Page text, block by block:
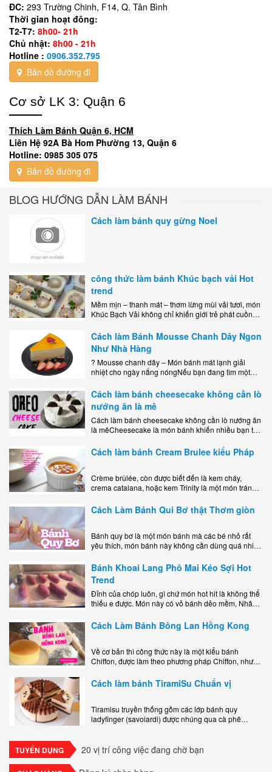
ĐC: 293 Trường Chinh, F14, Q. Tân Bình
Thời gian hoạt đông:
T2-T7: 8h00- 21h
Chủ nhật: 8h00 - 21h
Hotline : 0906.352.795
Bản đồ đường đi
Cơ sở LK 3: Quận 6
Thích Làm Bánh Quận 6, HCM
Liên Hệ 92A Bà Hom Phường 13, Quận 6
Hotline: 0985 305 075
Bản đồ đường đi
BLOG HƯỚNG DẪN LÀM BÁNH
Cách làm bánh quy gừng Noel
công thức làm bánh Khúc bạch vải Hot
trend
Mềm mịn – thanh mát – thơm lừng mùi vải tươi, món
Khúc Bạch Vải không chỉ khiến giới trẻ phát cuồng
Cách làm Bánh Mousse Chanh Dây Ngon
Như Nhà Hàng
? Mousse chanh dây – Món bánh mát lạnh giải
nhiệt cho ngày nắng nóngNếu bạn đang tìm một
dễ..
Cách làm bánh cheesecake không cần lò
nướng ăn là mê
Cách làm bánh cheesecake không cần lò nướng ăn
là mêCheesecake là món bánh khiến nhiều bạn trẻ
kem..
Cách làm bánh Cream Brulee kiểu Pháp
Crème brûlée, còn được biết đến là kem cháy,
crema catalana, hoặc kem Trinity là một món tráng
lớp..
Cách Làm Bánh Qui Bơ thật Thơm giòn
Bánh quy bơ là một món bánh mà các bé nhỏ rất
yêu thích, món bánh này không cần dùng quá nhiều
Bánh Khoai Lang Phô Mai Kéo Sợi Hot
Trend
Đỉnh của chóp luôn, gì chứ món hot hit là không thể
thiếu e được. Món này có vỏ bánh dẻo mềm, Nhân
Cách Làm Bánh Bông Lan Hồng Kong
Về cơ bản thì công thức này là một kiểu bánh
Chiffon, được làm theo phương pháp Chiffon, nhưng
ngon, làm..
Cách làm bánh TiramiSu Chuẩn vị
Tiramisu truyền thống gồm các lớp bánh quy
ladyfinger (savoiardi) được nhúng qua cà phê
TUYỂN DỤNG 20 vị trí công việc đang chờ bạn